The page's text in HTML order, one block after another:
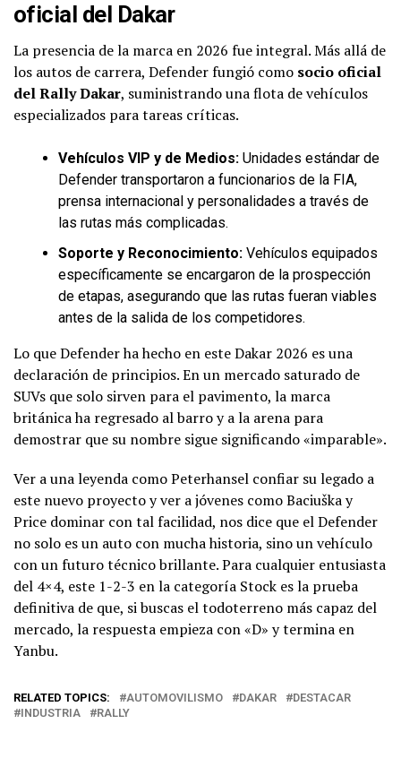
oficial del Dakar
La presencia de la marca en 2026 fue integral. Más allá de
los autos de carrera, Defender fungió como socio oficial
del Rally Dakar, suministrando una flota de vehículos
especializados para tareas críticas.
Vehículos VIP y de Medios: Unidades estándar de
Defender transportaron a funcionarios de la FIA,
prensa internacional y personalidades a través de
las rutas más complicadas.
Soporte y Reconocimiento: Vehículos equipados
específicamente se encargaron de la prospección
de etapas, asegurando que las rutas fueran viables
antes de la salida de los competidores.
Lo que Defender ha hecho en este Dakar 2026 es una
declaración de principios. En un mercado saturado de
SUVs que solo sirven para el pavimento, la marca
británica ha regresado al barro y a la arena para
demostrar que su nombre sigue significando «imparable».
Ver a una leyenda como Peterhansel confiar su legado a
este nuevo proyecto y ver a jóvenes como Baciuška y
Price dominar con tal facilidad, nos dice que el Defender
no solo es un auto con mucha historia, sino un vehículo
con un futuro técnico brillante. Para cualquier entusiasta
del 4×4, este 1-2-3 en la categoría Stock es la prueba
definitiva de que, si buscas el todoterreno más capaz del
mercado, la respuesta empieza con «D» y termina en
Yanbu.
RELATED TOPICS: AUTOMOVILISMO DAKAR
DESTACAR
INDUSTRIA
RALLY